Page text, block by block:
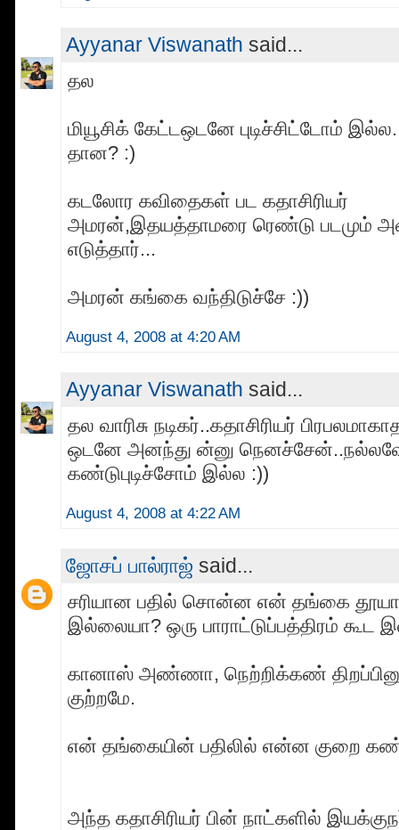
Ayyanar Viswanath said...
தல
மியூசிக் கேட்டஒடனே புடிச்சிட்டோம்
தான? :)
கடலோர கவிதைகள் பட கதாசிரியர்
அமரன்,இதயத்தாமரை ரெண்டு படமும்
எடுத்தார்...
அமரன் கங்கை வந்திடுச்சே :))
August 4, 2008 at 4:20 AM
Ayyanar Viswanath said...
தல வாரிசு நடிகர்..கதாசிரியர்
ஒடனே அனந்து ன்னு
கண்டுபுடிச்சோம் இல்ல :))
August 4, 2008 at 4:22 AM
ஜோசப் பால்ராஜ் said...
சரியான பதில் சொன்ன என் தங்கை
இல்லையா? ஒரு பாராட்டுப்பத்திரம் கூட
கானாஸ் அண்ணா, நெற்றிக்கண்
குற்றமே.
என் தங்கையின் பதிலில் என்ன குறை
அந்த கதாசிரியர் பின் நாட்களில்